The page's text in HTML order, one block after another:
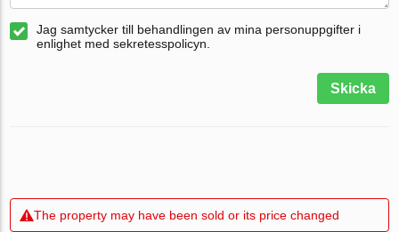
Jag samtycker till behandlingen av mina personuppgifter i
enlighet med sekretesspolicyn.
Skicka
The property may have been sold or its price changed